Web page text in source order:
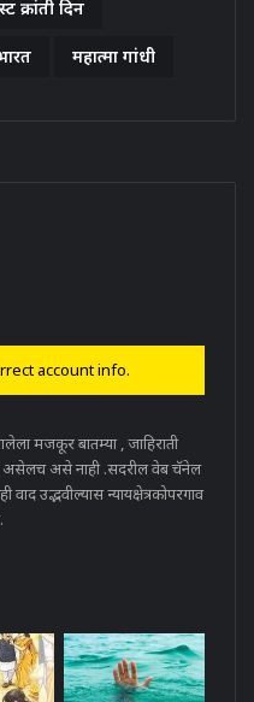
क्रांती दिन
महात्मा गांधी
account info.
मजकूर बातम्या , जाहिराती
असेलच असे नाही .सदरील वेब चॅनेल
वाद उद्भवील्यास न्यायक्षेत्रकोपरगाव